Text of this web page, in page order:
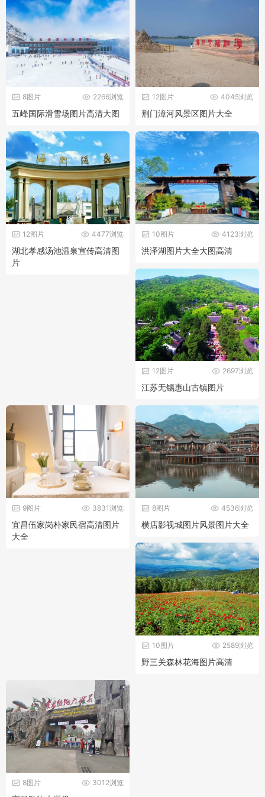
2266浏览
8图片
五峰国际滑雪场图片高清大图
4045浏览
12图片
荆门漳河风景区图片大全
4477浏览
12图片
湖北孝感汤池温泉宣传高清图
片
4123浏览
10图片
洪泽湖图片大全大图高清
2697浏览
12图片
江苏无锡惠山古镇图片
3831浏览
9图片
宜昌伍家岗朴家民宿高清图片
大全
4536浏览
8图片
横店影视城图片风景图片大全
2589浏览
10图片
野三关森林花海图片高清
3012浏览
8图片